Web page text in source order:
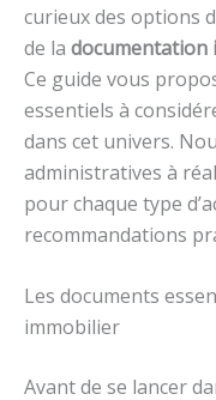
curieux des options
de la documentation
Ce guide vous
essentiels à
dans cet univers.
administratives à
pour chaque type
recommandations
Les documents
immobilier
Avant de se lancer